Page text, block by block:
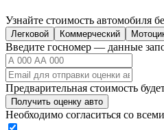
Узнайте стоимость автомобиля
Легковой Коммерческий
Введите госномер — данные
Предварительная стоимость
Получить оценку авто
Необходимо согласиться со